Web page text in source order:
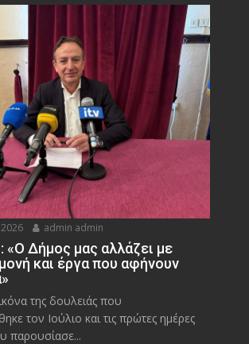
admin admin
Δήμος μας αλλάζει με
και έργα που αφήνουν
της δουλειάς που
τον Ιούλιο και τις πρώτες ημέρες
παρουσίασε...